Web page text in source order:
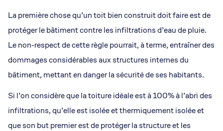
La première chose qu’un toit bien construit doit faire est de
protéger le bâtiment contre les infiltrations d’eau de pluie.
Le non-respect de cette règle pourrait, à terme, entraîner des
dommages considérables aux structures internes du
bâtiment, mettant en danger la sécurité de ses habitants.
Si l’on considère que la toiture idéale est à 100% à l’abri des
infiltrations, qu’elle est isolée et thermiquement isolée et
que son but premier est de protéger la structure et les